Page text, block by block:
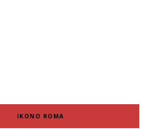
IKONO ROMA